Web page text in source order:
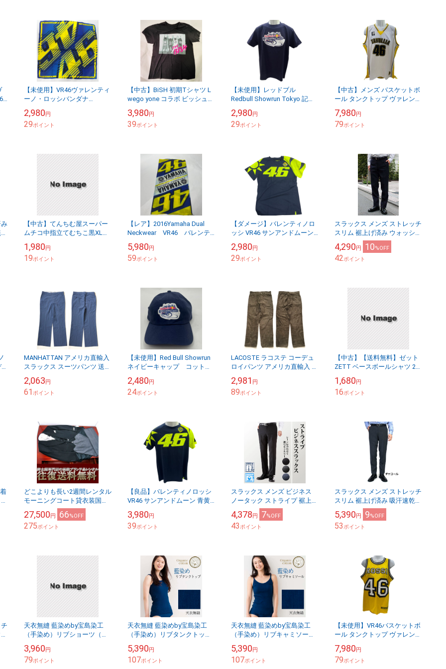
【未使用】VR46ヴァレンティ
ーノ・ロッシバンダナ
ール便※代引き不可
2,980円
29ポイント
【中古】BiSH 初期Tシャツ L
wego yone コラボ ビッシュ
※代引き不可
3,980円
39ポイント
【未使用】レッドブル
Redbull Showrun Tokyo 記念
料】メール便※代引き不可
2,980円
29ポイント
【中古】メンズ バスケットボ
ール タンクトップ ヴァレンテ
XXL 汚れあり【送料無料】
メール便※代...
7,980円
79ポイント
【中古】てんちむ屋スーパー
ムチコ中指立てむちこ黒XLサ
料無料】メール便※代引き不
可
1,980円
19ポイント
【レア】2016Yamaha Dual
Neckwear VR46 バレンテ
ネックウォーマー【送料無
料】...
5,980円
59ポイント
【ダメージ】バレンティノロ
ッシ VR46 サンアンドムーン
ャツ プリントダメージ メンズ
Sサイズ【...
2,980円
29ポイント
スラックス メンズ ストレッチ
スリム 裾上げ済み ウォッシャ
ブル 無地 ノータック 送料無
料
4,290円 10%OFF
42ポイント
MANHATTAN アメリカ直輸入
スラックス スーツパンツ 送料
トレート ワークパンツ アメ
リ...
2,063円
61ポイント
【未使用】Red Bull Showrun
ネイビーキャップ コットン
FREE ユナイテッドアスレ製
【送...
2,480円
24ポイント
LACOSTE ラコステ コーデュ
ロイパンツ アメリカ直輸入 ノ
メンズ 36/濃いグリーン系 コ
ー...
2,981 円
89ポイント
【中古】【送料無料】ゼット
ZETT ベースボールシャツ 2つ
ク メンズ サイズ2XO
1,680円
16ポイント
どこよりも長い2週間レンタル
モーニングコート貸衣装国産
最高級品 送料・返送料・クリ
ーニング代全て込み 往復送料
無料
27,500円 66%OFF
275ポイント
【良品】バレンティノロッシ
VR46 サンアンドムーン 青黄
メンズ Sサイズ プリント
表面に汚れと...
3,980円
39ポイント
スラックス メンズ ビジネス
ノータック ストライプ 裾上げ
済み 裾上げ済 スリム 洗え
る 送料無料
4,378円 7%OFF
43ポイント
スラックス メンズ ストレッチ
スリム 裾上げ済み 吸汗速乾
ウォッシャブル 無地 ノータッ
ク 送料無料
5,390円 9%OFF
53ポイント
天衣無縫 藍染めby宝島染工
（手染め）リブショーツ（メ
コオリジナル
3,960円
79ポイント
天衣無縫 藍染めby宝島染工
（手染め）リブタンクトップ
料！）ベコオリジナル
5,390円
107ポイント
天衣無縫 藍染めby宝島染工
（手染め）リブキャミソール
料！）ベコオリジナル
5,390円
107ポイント
【未使用】VR46バスケットボ
ール タンクトップ ヴァレンテ
メンズ イエロー
VRMTT208801...
7,980円
79ポイント